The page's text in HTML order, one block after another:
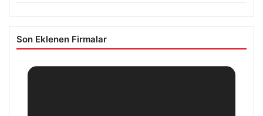
Son Eklenen Firmalar